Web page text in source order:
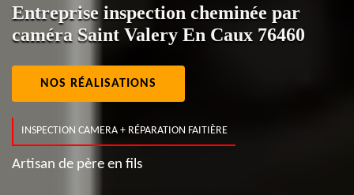
Entreprise inspection cheminée par
caméra Saint Valery En Caux 76460
NOS RÉALISATIONS
INSPECTION CAMERA + RÉPARATION FAITIÈRE
Artisan de père en fils